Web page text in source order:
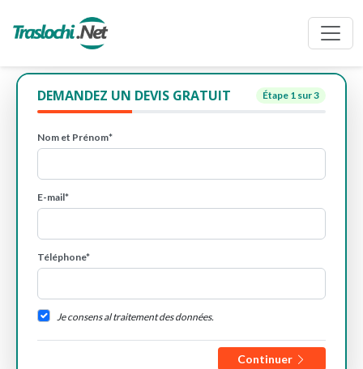
DEMANDEZ UN DEVIS GRATUIT Étape 1 sur 3
Nom et Prénom*
E-mail*
Téléphone*
Je consens al traitement des données.
Continuer